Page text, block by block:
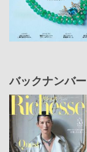
バックナンバー